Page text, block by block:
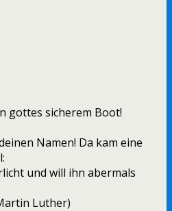
gottes sicherem Boot!
Namen! Da kam eine
und will ihn abermals
Luther)